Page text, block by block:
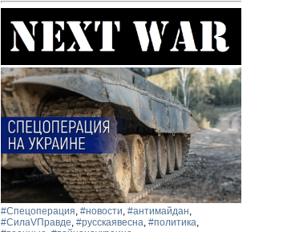
#Спецоперация, #новости, #антимайдан,
#СилаVПравде, #русскаявесна, #политика,